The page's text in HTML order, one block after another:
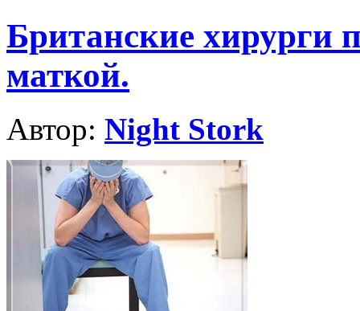
Британские хирурги
маткой.
Автор: Night Stork